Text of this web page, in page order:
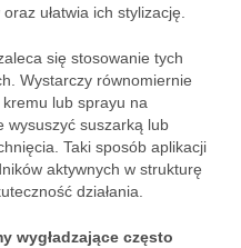
ułatwia ich stylizację.
się stosowanie tych
Wystarczy równomiernie
lub sprayu na
wysuszyć suszarką lub
Taki sposób aplikacji
aktywnych w strukturę
działania.
wygładzające często